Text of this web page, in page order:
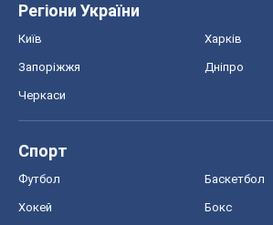
Регіони України
Київ Харків
Запоріжжя Дніпро
Черкаси
Спорт
Футбол Баскетбол
Хокей Бокс